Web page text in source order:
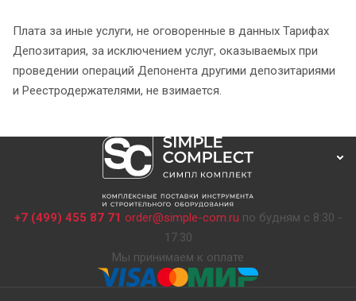
Плата за иные услуги, не оговоренные в данных Тарифах
Депозитария, за исключением услуг, оказываемых при
проведении операций Депонента другими депозитариями
и Реестродержателями, не взимается.
+7 (499) 455 87 71 order@simple-com.ru по будням с 8:30 -
17:30
Мы принимаем к оплате